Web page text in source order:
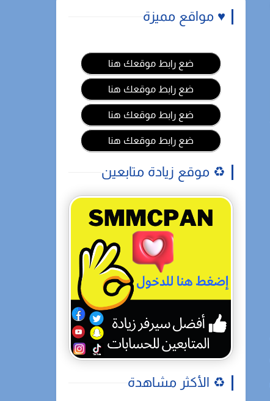
♥️ مواقع مميزة
ضع رابط موقعك هنا
ضع رابط موقعك هنا
ضع رابط موقعك هنا
ضع رابط موقعك هنا
♻️ موقع زيادة متابعين
♻️ الأكثر مشاهدة